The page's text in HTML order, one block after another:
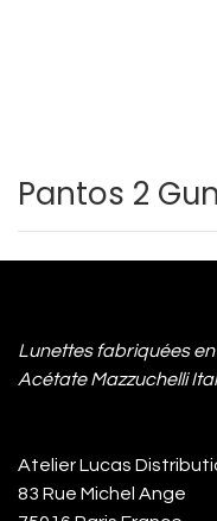
Pantos 2
Lunettes fabriquées
Acétate Mazzuchelli
Atelier Lucas
83 Rue Michel Ange